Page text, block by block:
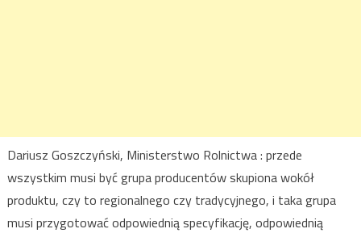
Dariusz Goszczyński, Ministerstwo Rolnictwa : przede
wszystkim musi być grupa producentów skupiona wokół
produktu, czy to regionalnego czy tradycyjnego, i taka grupa
musi przygotować odpowiednią specyfikację, odpowiednią